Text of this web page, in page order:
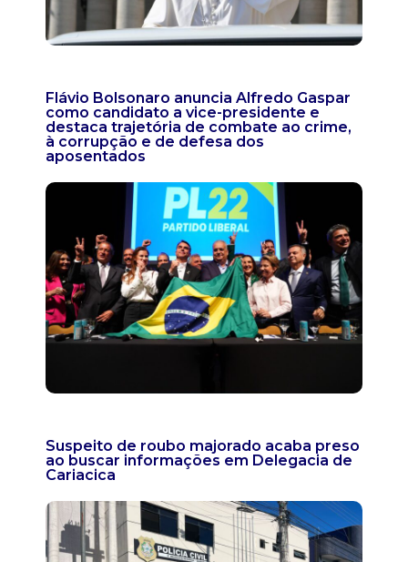
Flávio Bolsonaro anuncia Alfredo Gaspar
como candidato a vice-presidente e
destaca trajetória de combate ao crime,
à corrupção e de defesa dos
aposentados
Suspeito de roubo majorado acaba preso
ao buscar informações em Delegacia de
Cariacica